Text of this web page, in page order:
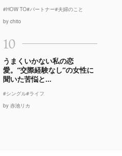
#HOW TO#パートナー#夫婦のこと
by chito
10
うまくいかない私の恋
愛。“交際経験なし”の女性に
聞いた苦悩と...
#シングル#ライフ
by 赤池リカ